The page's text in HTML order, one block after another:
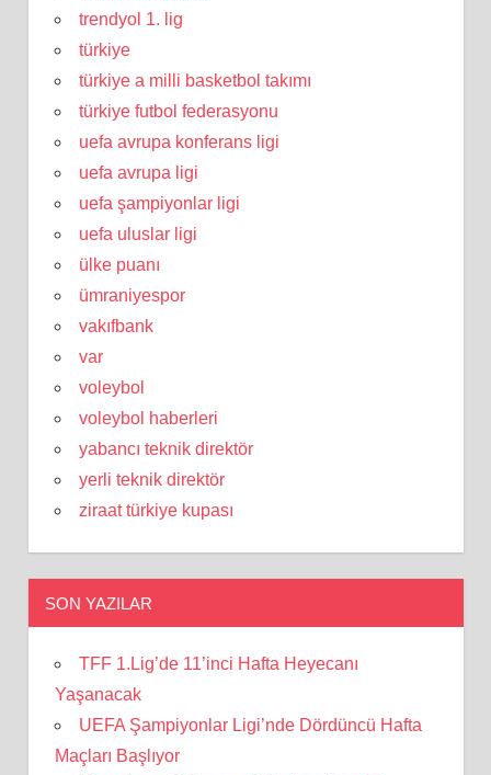
trendyol 1. lig
türkiye
türkiye a milli basketbol takımı
türkiye futbol federasyonu
uefa avrupa konferans ligi
uefa avrupa ligi
uefa şampiyonlar ligi
uefa uluslar ligi
ülke puanı
ümraniyespor
vakıfbank
var
voleybol
voleybol haberleri
yabancı teknik direktör
yerli teknik direktör
ziraat türkiye kupası
SON YAZILAR
TFF 1.Lig’de 11’inci Hafta Heyecanı
Yaşanacak
UEFA Şampiyonlar Ligi’nde Dördüncü Hafta
Maçları Başlıyor